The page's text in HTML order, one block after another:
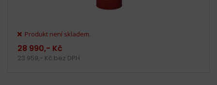
Produkt není skladem.
28 990,- Kč
23 959,- Kč bez DPH